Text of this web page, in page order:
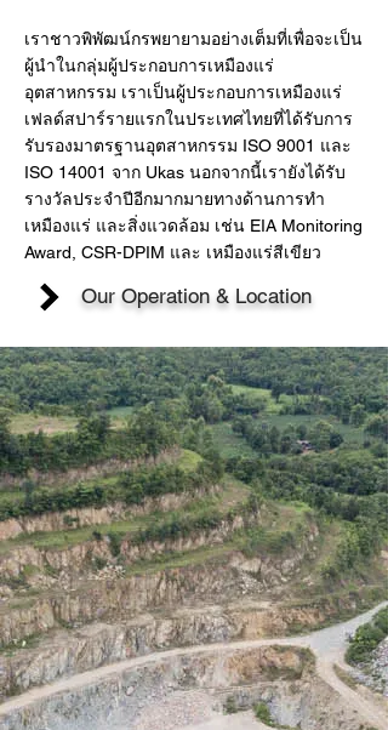
เราชาวพิพัฒน์กรพยายามอย่างเต็มที่เพื่อจะเป็น
ผู้นำในกลุ่มผู้ประกอบการเหมืองแร่
อุตสาหกรรม เราเป็นผู้ประกอบการเหมืองแร่
เฟลด์สปาร์รายแรกในประเทศไทยที่ได้รับการ
รับรองมาตรฐานอุตสาหกรรม ISO 9001 และ
ISO 14001 จาก Ukas นอกจากนี้เรายังได้รับ
รางวัลประจำปีอีกมากมายทางด้านการทำ
เหมืองแร่ และสิ่งแวดล้อม เช่น EIA Monitoring
Award, CSR-DPIM และ เหมืองแร่สีเขียว
Our Operation & Location